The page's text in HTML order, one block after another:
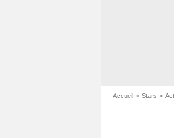
Accueil Stars